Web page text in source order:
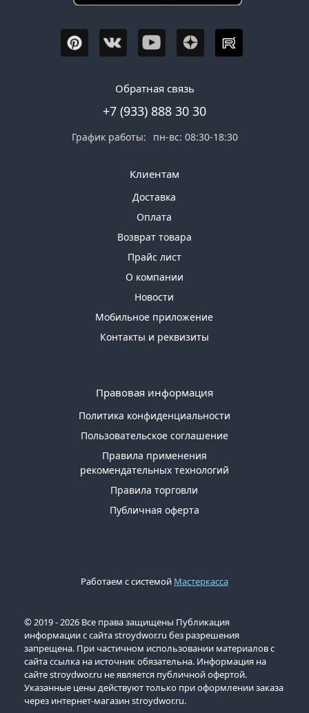
Обратная связь
+7 (933) 888 30 30
График работы: пн-вс: 08:30-18:30
Клиентам
Доставка
Оплата
Возврат товара
Прайс лист
О компании
Новости
Мобильное приложение
Контакты и реквизиты
Правовая информация
Политика конфиденциальности
Пользовательское соглашение
Правила применения
рекомендательных технологий
Правила торговли
Публичная оферта
Работаем с системой Мастеркасса
© 2019 - 2026 Все права защищены Публикация
информации с сайта stroydwor.ru без разрешения
запрещена. При частичном использовании материалов с
сайта ссылка на источник обязательна. Информация на
сайте stroydwor.ru не является публичной офертой.
Указанные цены действуют только при оформлении заказа
через интернет-магазин stroydwor.ru.